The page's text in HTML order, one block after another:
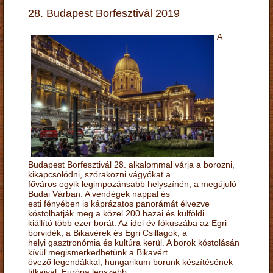
28. Budapest Borfesztivál 2019
A
Budapest Borfesztivál 28. alkalommal várja a borozni,
kikapcsolódni, szórakozni vágyókat a
főváros egyik legimpozánsabb helyszínén, a megújuló
Budai Várban. A vendégek nappal és
esti fényében is káprázatos panorámát élvezve
kóstolhatják meg a közel 200 hazai és külföldi
kiállító több ezer borát. Az idei év fókuszába az Egri
borvidék, a Bikavérek és Egri Csillagok, a
helyi gasztronómia és kultúra kerül. A borok kóstolásán
kívül megismerkedhetünk a Bikavért
övező legendákkal, hungarikum borunk készítésének